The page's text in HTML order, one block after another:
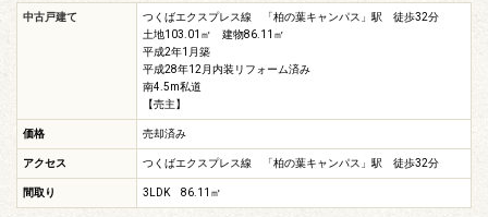
中古戸建て
つくばエクスプレス線 「柏の葉キャンパス」駅 徒歩32分
土地103.01㎡ 建物86.11㎡
平成2年1月築
平成28年12月内装リフォーム済み
南4.5m私道
【売主】
価格 売却済み
アクセス つくばエクスプレス線 「柏の葉キャンパス」駅 徒歩32分
間取り 3LDK 86.11㎡